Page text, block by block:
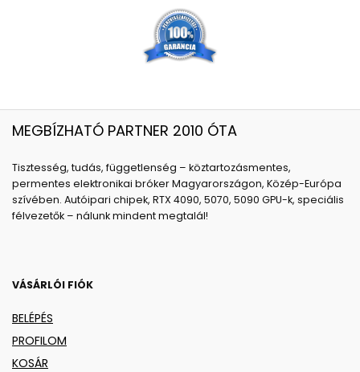
MEGBÍZHATÓ PARTNER 2010 ÓTA
Tisztesség, tudás, függetlenség – köztartozásmentes,
permentes elektronikai bróker Magyarországon, Közép-Európa
szívében. Autóipari chipek, RTX 4090, 5070, 5090 GPU-k, speciális
félvezetők – nálunk mindent megtalál!
VÁSÁRLÓI FIÓK
BELÉPÉS
PROFILOM
KOSÁR